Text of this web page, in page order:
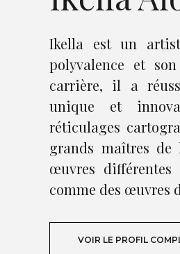
Ikella est un
polyvalence et
carrière, il a
unique et
réticulages
grands maîtres
œuvres différentes
comme des œuvres
VOIR LE PROFIL